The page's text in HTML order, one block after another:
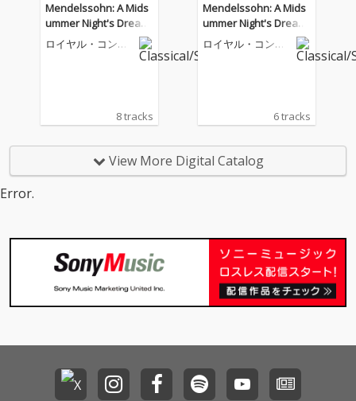
Mendelssohn: A Mids
ummer Night's Dream,
Incidental Music, Op. 6
1; Schubert: Rosamun
ロイヤル・コンセ
8 tracks
Mendelssohn: A Mids
ummer Night's Dream,
Incidental Music, Op. 6
1; Schubert: Rosamun
ロイヤル・コンセ
6 tracks
View More Digital Catalog
Error.